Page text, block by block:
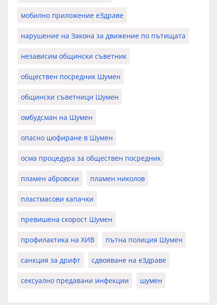
мобилно приложение еЗдраве
нарушение на Закона за движение по пътищата
независим общински съветник
обществен посредник Шумен
общински съветници Шумен
омбудсман на Шумен
опасно шофиране в Шумен
осма процедура за обществен посредник
пламен абровски пламен николов
пластмасови капачки
превишена скорост Шумен
профилактика на ХИВ пътна полиция Шумен
санкция за дрифт сдвояване на еЗдраве
сексуално предавани инфекции шумен